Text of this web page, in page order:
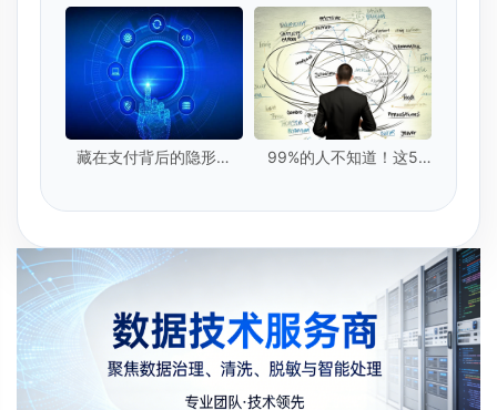
准是什么？
藏在支付背后的隐形卫
99%的人不知道！这5